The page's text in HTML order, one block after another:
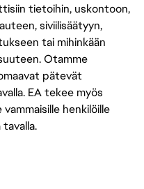
tietoihin, uskontoon,
siviilisäätyyn,
tai mihinkään
Otamme
pätevät
EA tekee myös
henkilöille